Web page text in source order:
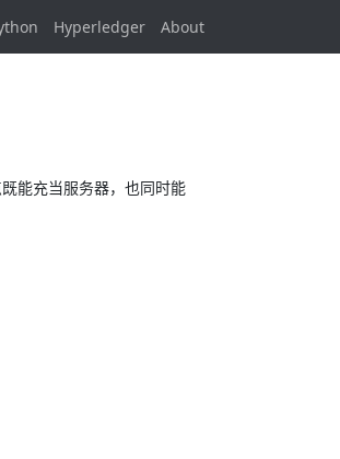
Hyperledger About
能充当服务器，也同时能